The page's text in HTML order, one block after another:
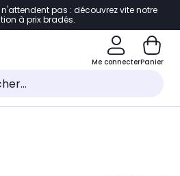
la navigation
pied de page
chatbot
pas : découvrez vite notre
à prix bradés.
Me connecterPanier